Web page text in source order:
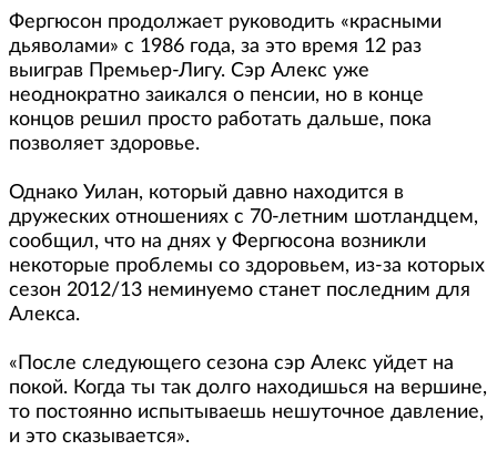
Фергюсон продолжает руководить «красными
дьяволами» с 1986 года, за это время 12 раз
выиграв Премьер-Лигу. Сэр Алекс уже
неоднократно заикался о пенсии, но в конце
концов решил просто работать дальше, пока
позволяет здоровье.
Однако Уилан, который давно находится в
дружеских отношениях с 70-летним шотландцем,
сообщил, что на днях у Фергюсона возникли
некоторые проблемы со здоровьем, из-за которых
сезон 2012/13 неминуемо станет последним для
Алекса.
«После следующего сезона сэр Алекс уйдет на
покой. Когда ты так долго находишься на вершине,
то постоянно испытываешь нешуточное давление,
и это сказывается».